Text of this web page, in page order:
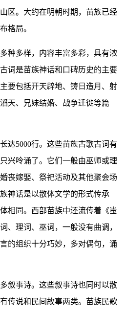
区。大约在明朝时期，苗族已经
格局。
种多样，内容丰富多彩，具有浓
词是苗族神话和口碑历史的主要
要包括开天辟地、铸日造月、射
天、兄妹结婚、战争迁徙等篇
达5000行。这些苗族古歌古词有
兴呤诵了。它们一般由巫师或理
丧嫁娶、祭祀活动及其他聚会场
神话是以散体文学的形式传承
相同。西部苗族中还流传着《蚩
、理词、巫词，一般没有曲调，
的组织十分巧妙，多对偶句，诵
叙事诗。这些叙事诗也同时以散
传说和民间故事两类。苗族民歌